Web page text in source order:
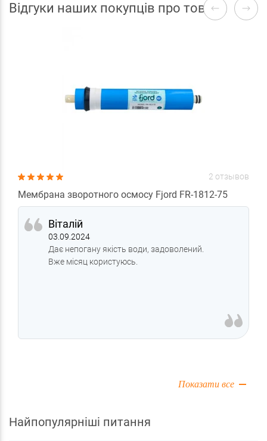
Відгуки наших покупців про товари
2 отзывов
Мембрана зворотного осмосу Fjord FR-1812-75
Віталій
03.09.2024
Дає непогану якість води, задоволений.
Вже місяц користуюсь.
Показати все
Найпопулярніші питання